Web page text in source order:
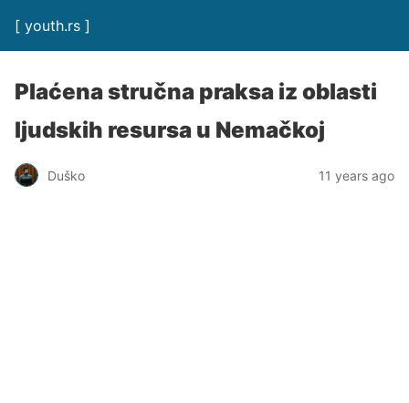
[ youth.rs ]
Plaćena stručna praksa iz oblasti
ljudskih resursa u Nemačkoj
Duško 11 years ago